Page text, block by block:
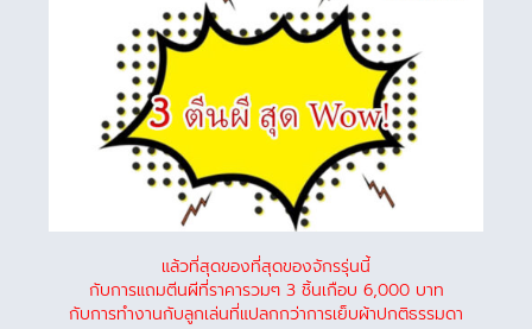
แล้วที่สุดของที่สุดของจักรรุ่นนี้
กับการแถมตีนผีที่ราคารวมๆ 3 ชิ้นเกือบ 6,000 บาท
กับการทำงานกับลูกเล่นที่แปลกกว่าการเย็บผ้าปกติธรรมดา